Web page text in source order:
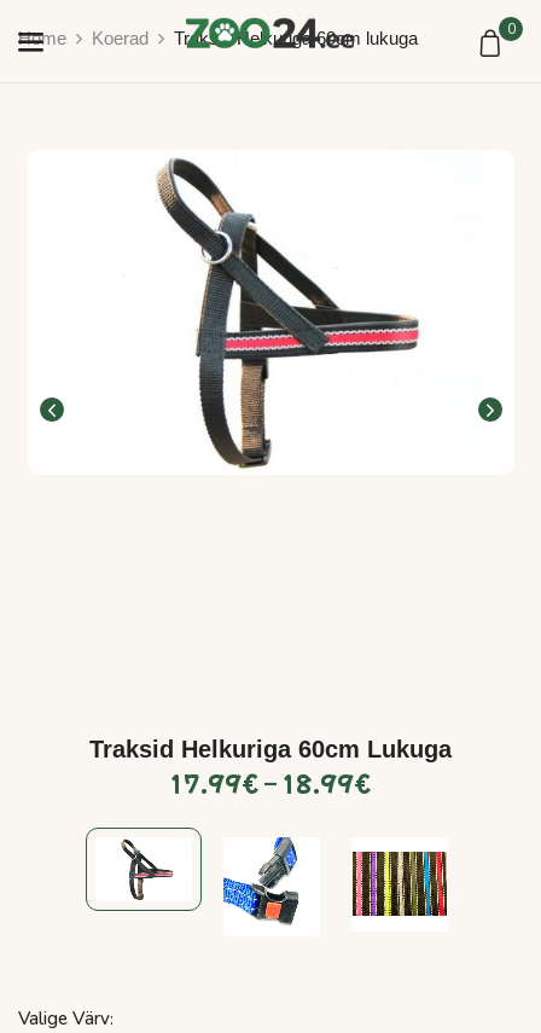
0
Home Koerad Traksid Helkuriga 60cm lukuga
Traksid Helkuriga 60cm Lukuga
17.99€– 18.99€
Valige Värv